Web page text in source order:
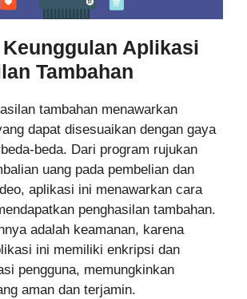
Aplikasi
Tambahan
tambahan menawarkan
dapat disesuaikan dengan gaya
beda. Dari program rujukan
uang pada pembelian dan
aplikasi ini menawarkan cara
penghasilan tambahan.
adalah keamanan, karena
ini memiliki enkripsi dan
pengguna, memungkinkan
aman dan terjamin.